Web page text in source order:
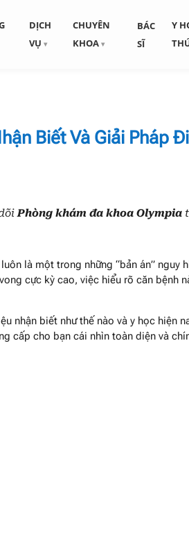
DỊCH
VỤ
CHUYÊN
KHOA
BÁC
SĨ
Y
Biết Và Giải Pháp
Phòng khám đa khoa Olympia
là một trong những “bản án” nguy
cực kỳ cao, việc hiểu rõ căn bệnh
nhận biết như thế nào và y học hiện
cấp cho bạn cái nhìn toàn diện và